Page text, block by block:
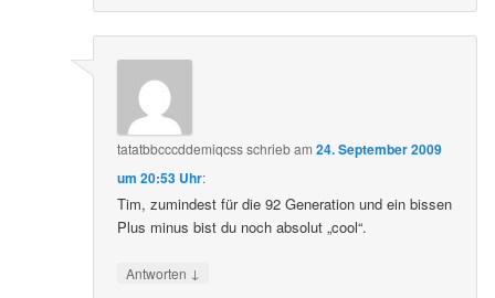
tatatbbcccddemiqcssschriebam24. September 2009
um 20:53 Uhr:
Tim, zumindest für die 92 Generation und ein bissen
Plus minus bist du noch absolut „cool“.
Antworten ↓